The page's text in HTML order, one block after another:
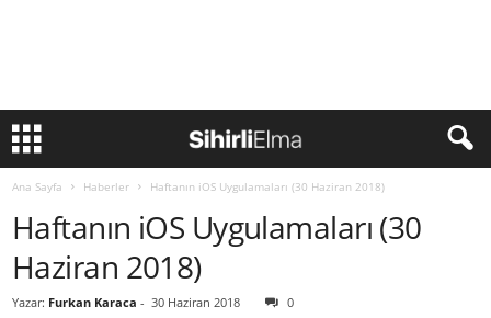
Ana Sayfa Haberler Haftanın iOS Uygulamaları (30 Haziran 2018)
Haftanın iOS Uygulamaları (30
Haziran 2018)
Yazar: Furkan Karaca - 30 Haziran 2018 0